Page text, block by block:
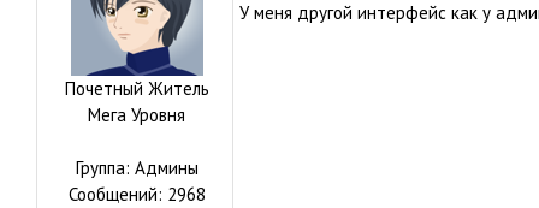
Почетный Житель
Мега Уровня
Группа: Админы
Сообщений: 2968
У меня другой интерфейс как у